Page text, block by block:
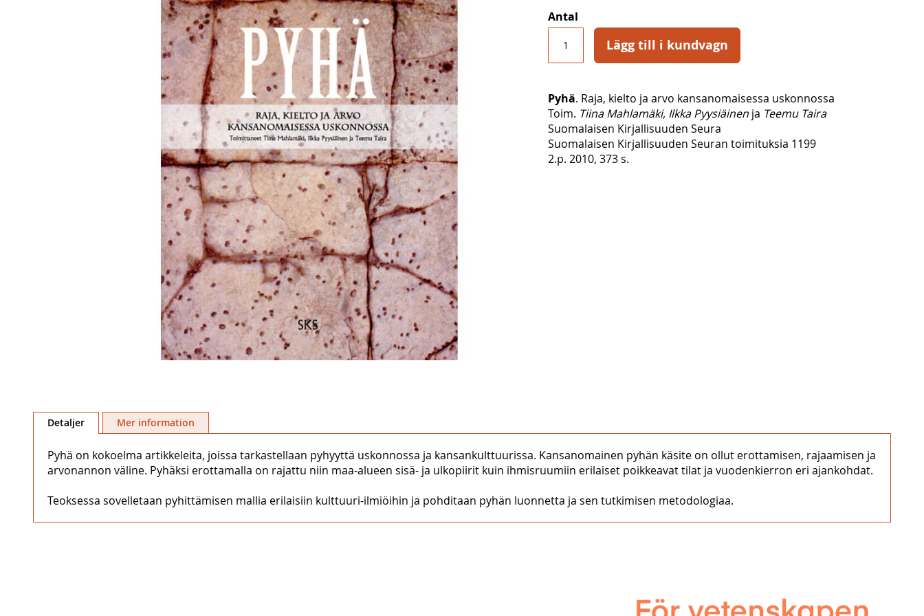
till
bildgalleriet
Antal
Lägg till i kundvagn
Pyhä. Raja, kielto ja arvo kansanomaisessa uskonnossa
Toim. Tiina Mahlamäki, Ilkka Pyysiäinenja Teemu Taira
Suomalaisen Kirjallisuuden Seura
Suomalaisen Kirjallisuuden Seuran toimituksia 1199
2.p. 2010, 373 s.
Detaljer
Pyhä on kokoelma artikkeleita, joissa tarkastellaan pyhyyttä uskonnossa ja kansankulttuurissa. Kansanomainen pyhän käsite on ollut erottamisen, rajaamisen ja
arvonannon väline. Pyhäksi erottamalla on rajattu niin maa-alueen sisä- ja ulkopiirit kuin ihmisruumiin erilaiset poikkeavat tilat ja vuodenkierron eri ajankohdat.
Teoksessa sovelletaan pyhittämisen mallia erilaisiin kulttuuri-ilmiöihin ja pohditaan pyhän luonnetta ja sen tutkimisen metodologiaa.
Mer information